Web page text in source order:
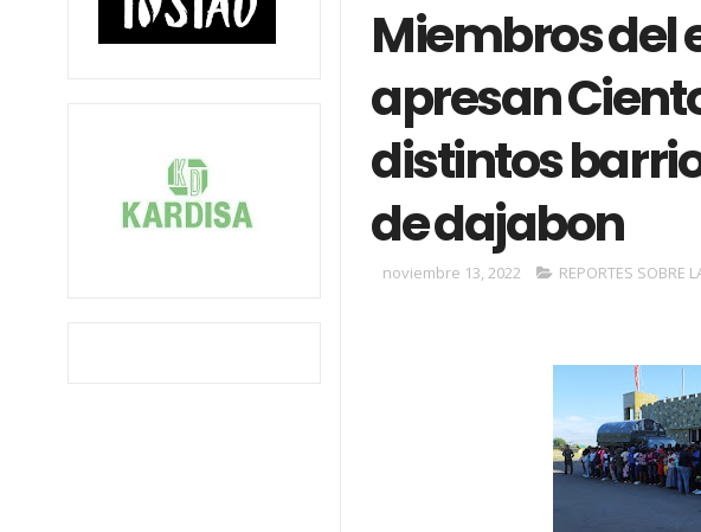
Miembros del
apresan
distintos
de dajabon
noviembre 13, 2022 REPORTES SOBRE